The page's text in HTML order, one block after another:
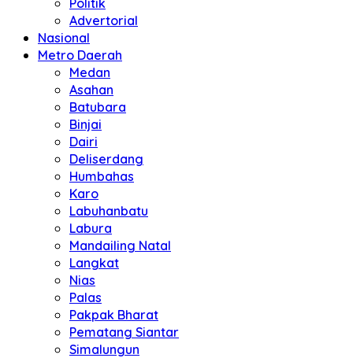
Politik
Advertorial
Nasional
Metro Daerah
Medan
Asahan
Batubara
Binjai
Dairi
Deliserdang
Humbahas
Karo
Labuhanbatu
Labura
Mandailing Natal
Langkat
Nias
Palas
Pakpak Bharat
Pematang Siantar
Simalungun